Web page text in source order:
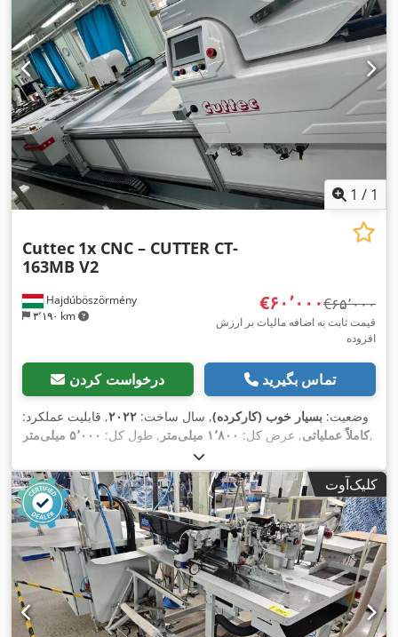
1 / 1
Hajdúböszörmény
۳٬۱۹۰ km
Cuttec 1x CNC – CUTTER CT-
163MB V2
‎€۶۰٬۰۰۰ ‎€۶۵٬۰۰۰
قیمت ثابت به اضافه مالیات بر ارزش
افزوده
درخواست کردن تماس بگیرید
وضعیت: بسیار خوب (کارکرده), سال ساخت: ۲۰۲۲, قابلیت عملکرد:
کاملاً عملیاتی, عرض کل: ۱٬۸۰۰ میلی‌متر , طول کل: ۵٬۰۰۰ میلی‌متر ,
کلیک‌آوت